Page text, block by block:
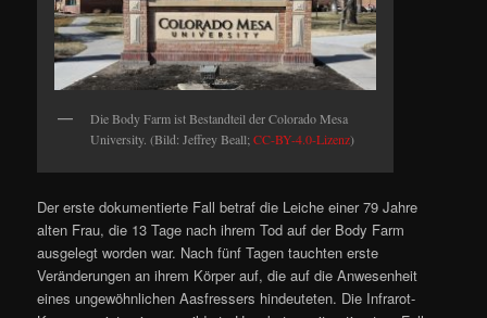
Die Body Farm ist Bestandteil der Colorado Mesa
University. (Bild: Jeffrey Beall;CC-BY-4.0-Lizenz)
Der erste dokumentierte Fall betraf die Leiche einer 79 Jahre
alten Frau, die 13 Tage nach ihrem Tod auf der Body Farm
ausgelegt worden war. Nach fünf Tagen tauchten erste
Veränderungen an ihrem Körper auf, die auf die Anwesenheit
eines ungewöhnlichen Aasfressers hindeuteten. Die Infrarot-